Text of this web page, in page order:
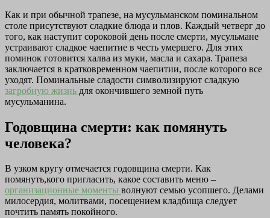
Как и при обычной трапезе, на мусульманском поминальном
столе присутствуют сладкие блюда и плов. Каждый четверг до
того, как наступит сороковой день после смерти, мусульмане
устраивают сладкое чаепитие в честь умершего. Для этих
поминок готовится халва из муки, масла и сахара. Трапеза
заключается в кратковременном чаепитии, после которого все
уходят. Поминальные сладости символизируют сладкую
загробную жизнь для окончившего земной путь
мусульманина.
Годовщина смерти: как помянуть
человека?
В узком кругу отмечается годовщина смерти. Как
помянуть,кого пригласить, какое составить меню –
организационные моменты волнуют семью усопшего. Делами
милосердия, молитвами, посещением кладбища следует
почтить память покойного.